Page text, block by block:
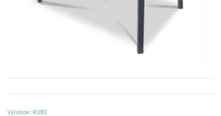
Výrobce: RUBI